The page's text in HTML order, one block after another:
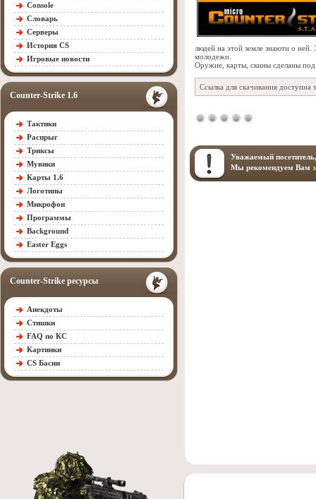
Console
Словарь
Серверы
История CS
Игровые новости
Counter-Strike 1.6
Тактики
Распрыг
Триксы
Мувики
Карты 1.6
Логотипы
Микрофон
Программы
Background
Easter Eggs
Counter-Strike ресурсы
Анекдоты
Стишки
FAQ по КС
Картинки
CS Басни
людей на этой земле знаюти о
молодежи.
Оружие, карты, скины сделаны
Ссылка для скачивания доступна
Уважаемый
Мы рекомендуем Вам